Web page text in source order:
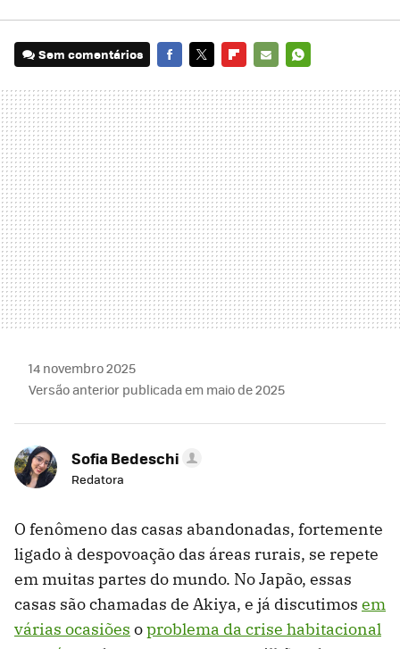
Sem comentários
MAIL
14 novembro 2025
Versão anterior publicada em maio de 2025
Sofia Bedeschi
Redatora
O fenômeno das casas abandonadas, fortemente
ligado à despovoação das áreas rurais, se repete
em muitas partes do mundo. No Japão, essas
casas são chamadas de Akiya, e já discutimos em
várias ocasiões oproblema da crise habitacional